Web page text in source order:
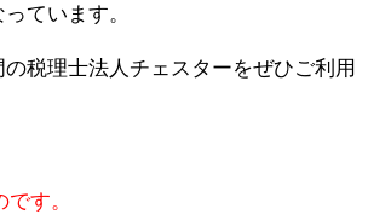
ています。
税理士法人チェスターをぜひご利用
す。